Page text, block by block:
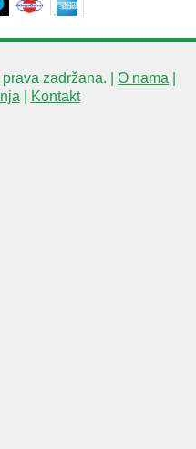
zadržana. | O nama
Kontakt